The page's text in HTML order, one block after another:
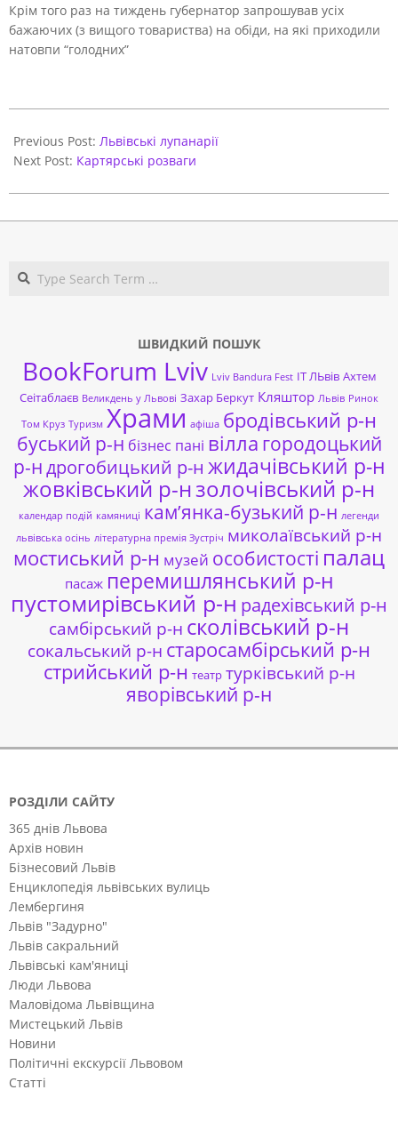
Крім того раз на тиждень губернатор запрошував усіх
бажаючих (з вищого товариства) на обіди, на які приходили
натовпи “голодних”
12-
11
Previous Post: Львівські лупанарії
Next Post: Картярські розваги
ШВИДКИЙ ПОШУК
BookForum Lviv Lviv Bandura Fest ІТ ЛЬвів Ахтем
Сеітаблаєв Великдень у Львові Захар Беркут Кляштор Львів Ринок
Том Круз Туризм Храми афіша бродівський р-н
буський р-н бізнес пані вілла городоцький
р-ндрогобицький р-н жидачівський р-н
жовківський р-нзолочівський р-н
календар подій камяниці кам’янка-бузький р-н легенди
львівська осінь літературна премія Зустріч миколаївський р-н
мостиський р-н музей особистості палац
пасаж перемишлянський р-н
пустомирівський р-н радехівський р-н
самбірський р-н сколівський р-н
сокальський р-н старосамбірський р-н
стрийський р-н театр турківський р-н
яворівський р-н
РОЗДІЛИ САЙТУ
365 днів Львова
Архів новин
Бізнесовий Львів
Енциклопедія львівських вулиць
Лембергиня
Львів "Задурно"
Львів сакральний
Львівські кам'яниці
Люди Львова
Маловідома Львівщина
Мистецький Львів
Новини
Політичні екскурсії Львовом
Статті